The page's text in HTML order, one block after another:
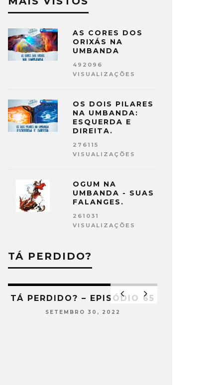
AS CORES DOS
ORIXÁS NA
UMBANDA
492096
VISUALIZAÇÕES
OS DOIS PILARES
NA UMBANDA:
ESQUERDA E
DIREITA.
276115
VISUALIZAÇÕES
OGUM NA
UMBANDA - SUAS
FALANGES.
261031
VISUALIZAÇÕES
TÁ PERDIDO?
TÁ PERDIDO? – EPISÓDIO 65
SETEMBRO 30, 2022